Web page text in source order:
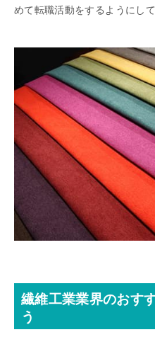
めて転職活動をするようにして
繊維工業業界のおす
う